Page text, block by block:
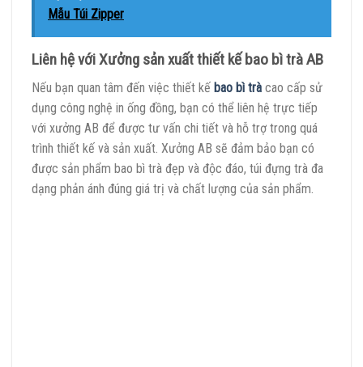
Mẫu Túi Zipper
Liên hệ với Xưởng sản xuất thiết kế bao bì trà AB
Nếu bạn quan tâm đến việc thiết kế bao bì trà cao cấp sử
dụng công nghệ in ống đồng, bạn có thể liên hệ trực tiếp
với xưởng AB để được tư vấn chi tiết và hỗ trợ trong quá
trình thiết kế và sản xuất. Xưởng AB sẽ đảm bảo bạn có
được sản phẩm bao bì trà đẹp và độc đáo, túi đựng trà đa
dạng phản ánh đúng giá trị và chất lượng của sản phẩm.